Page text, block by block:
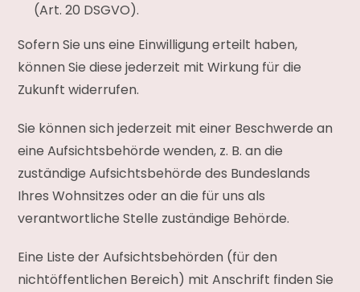
(Art. 20 DSGVO).
Sofern Sie uns eine Einwilligung erteilt haben,
können Sie diese jederzeit mit Wirkung für die
Zukunft widerrufen.
Sie können sich jederzeit mit einer Beschwerde an
eine Aufsichtsbehörde wenden, z. B. an die
zuständige Aufsichtsbehörde des Bundeslands
Ihres Wohnsitzes oder an die für uns als
verantwortliche Stelle zuständige Behörde.
Eine Liste der Aufsichtsbehörden (für den
nichtöffentlichen Bereich) mit Anschrift finden Sie